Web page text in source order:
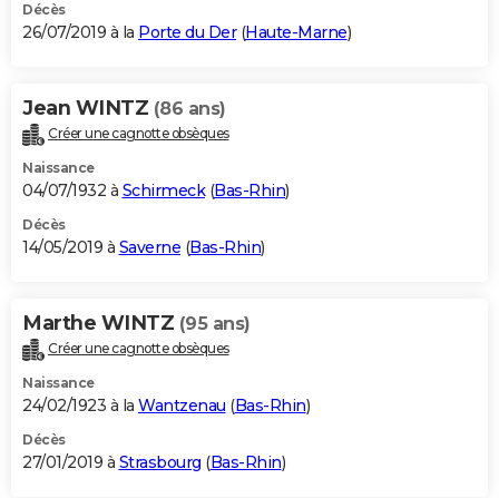
Décès
26/07/2019 à la Porte du Der(Haute-Marne)
Jean WINTZ (86 ans)
Créer une cagnotte obsèques
Naissance
04/07/1932 à Schirmeck(Bas-Rhin)
Décès
14/05/2019 à Saverne (Bas-Rhin)
Marthe WINTZ (95 ans)
Créer une cagnotte obsèques
Naissance
24/02/1923 à la Wantzenau (Bas-Rhin)
Décès
27/01/2019 à Strasbourg (Bas-Rhin)